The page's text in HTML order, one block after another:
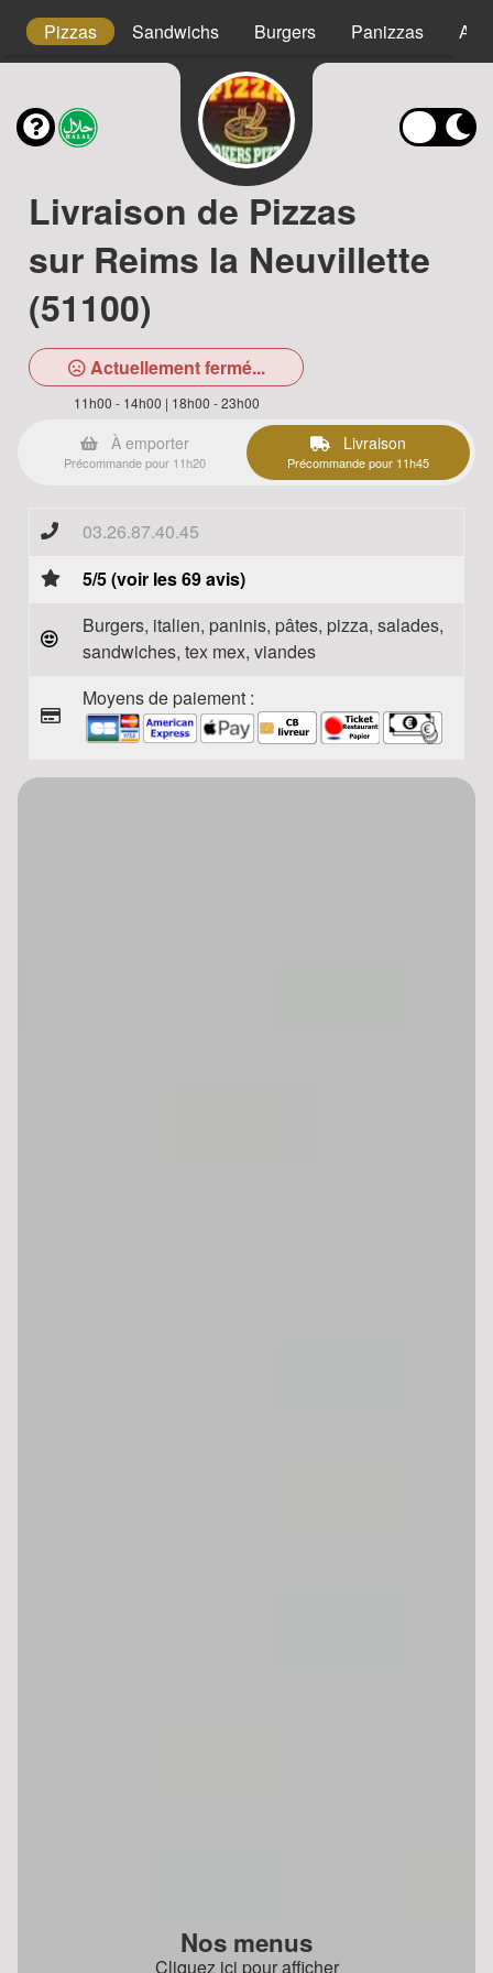
Pizzas Sandwichs Burgers Panizzas
Livraison de Pizzas
sur Reims la Neuvillette
(51100)
Actuellement fermé...
11h00 - 14h00 | 18h00 - 23h00
À emporter
Précommande pour 11h20
Livraison
Précommande pour 11h45
03.26.87.40.45
5/5 (voir les 69 avis)
Burgers, italien, paninis, pâtes, pizza, salades,
sandwiches, tex mex, viandes
Moyens de paiement :
Nos menus
Cliquez ici pour afficher